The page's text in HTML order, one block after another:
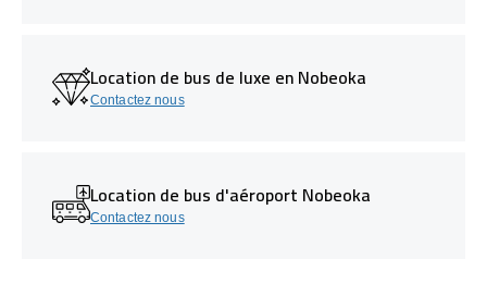
Location de bus de luxe en Nobeoka
Contactez nous
Location de bus d'aéroport Nobeoka
Contactez nous